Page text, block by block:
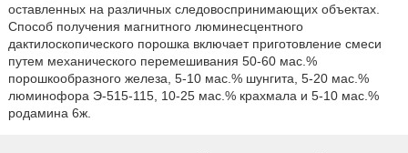
оставленных на различных следовоспринимающих объектах.
Способ получения магнитного люминесцентного
дактилоскопического порошка включает приготовление смеси
путем механического перемешивания 50-60 мас.%
порошкообразного железа, 5-10 мас.% шунгита, 5-20 мас.%
люминофора Э-515-115, 10-25 мас.% крахмала и 5-10 мас.%
родамина 6ж.